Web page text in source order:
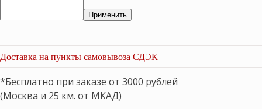
Применить
Доставка на пункты самовывоза СДЭК
*Бесплатно при заказе от 3000 рублей
(Москва и 25 км. от МКАД)